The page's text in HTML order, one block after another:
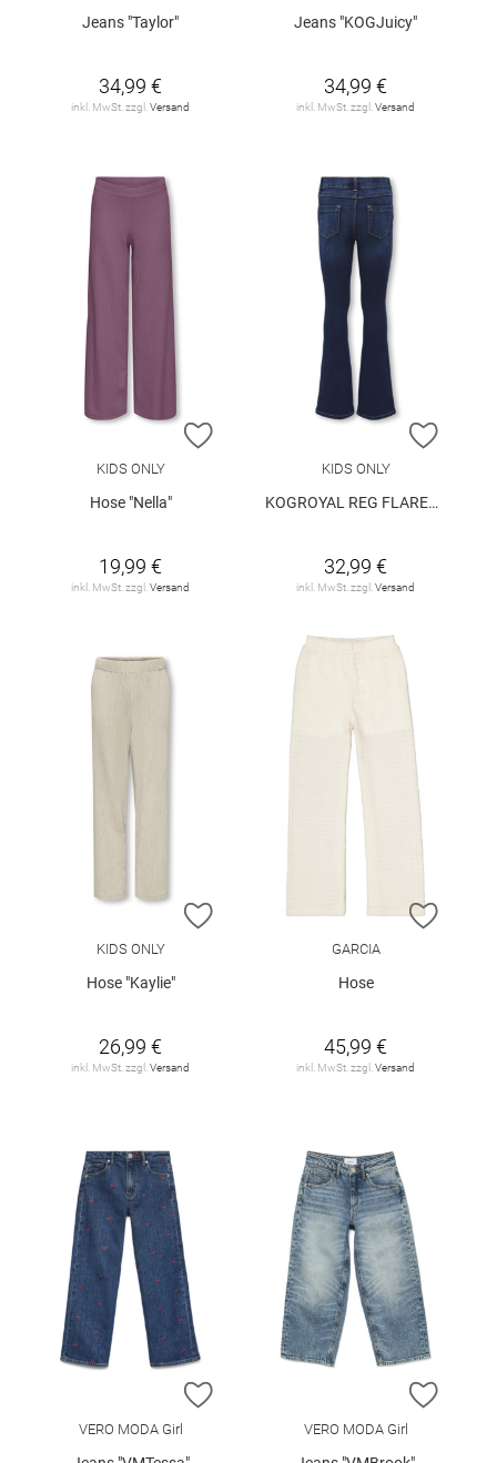
Jeans "Taylor"
34,99 €
inkl. MwSt. zzgl. Versand
Jeans "KOGJuicy"
34,99 €
inkl. MwSt. zzgl. Versand
ZUR WUNSCHLISTE HINZUFÜGEN
KIDS ONLY
Hose "Nella"
19,99 €
inkl. MwSt. zzgl. Versand
ZUR
KIDS ONLY
KOGROYAL REG FLARED DNM PIM0237 NOOS
32,99 €
inkl. MwSt. zzgl. Versand
ZUR WUNSCHLISTE HINZUFÜGEN
KIDS ONLY
Hose "Kaylie"
26,99 €
inkl. MwSt. zzgl. Versand
ZUR
GARCIA
Hose
45,99 €
inkl. MwSt. zzgl. Versand
ZUR WUNSCHLISTE HINZUFÜGEN
VERO MODA Girl
ZUR
VERO MODA Girl